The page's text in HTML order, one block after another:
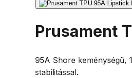
Prusament
95A Shore keménységű,
stabilitással.